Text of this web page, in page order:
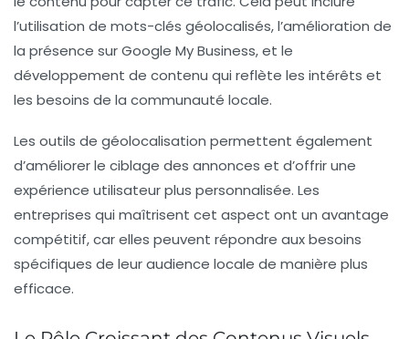
l’utilisation de mots-clés géolocalisés, l’amélioration de
la présence sur Google My Business, et le
développement de contenu qui reflète les intérêts et
les besoins de la communauté locale.
Les outils de géolocalisation permettent également
d’améliorer le ciblage des annonces et d’offrir une
expérience utilisateur plus personnalisée. Les
entreprises qui maîtrisent cet aspect ont un avantage
compétitif, car elles peuvent répondre aux besoins
spécifiques de leur audience locale de manière plus
efficace.